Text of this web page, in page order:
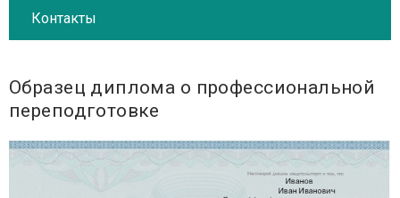
Контакты
Образец диплома о профессиональной
переподготовке